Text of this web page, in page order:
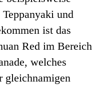
und
ist das
Red im Bereich
welches
gleichnamigen